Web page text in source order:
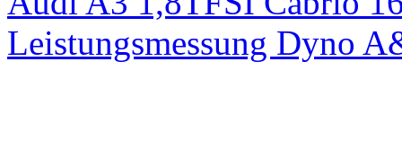
Leistungsmessung Dyno